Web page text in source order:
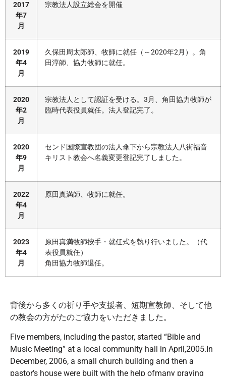
2017
年7
月
宗教法人設立総会を開催
2019
年4
月
久保田周太郎師、牧師に就任（～2020年2月）。角
田淳師、協力牧師に就任。
2020
年2
月
宗教法人として認証を受ける。3月、角田協力牧師が
臨時代表役員就任。法人登記完了。
2020
年9
月
センド国際宣教団の法人傘下から宗教法人八街福音
キリスト教会へ名義変更登記完了しました。
2022
年4
月
原田真満師、牧師に就任。
2023
年4
月
原田真満牧師按手・就任式を執り行いました。（代
表役員就任）
角田協力牧師退任。
背後から多くの祈り手や支援者、短期宣教師、そして他
の教会の方がたのご協力をいただきました。
Five members, including the pastor, started “Bible and
Music Meeting” at a local community hall in April,2005.In
December, 2006, a small church building and then a
pastor’s house were built with the help ofmany praying